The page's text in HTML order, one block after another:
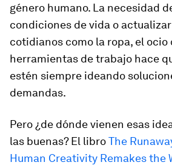
género humano. La necesidad
condiciones de vida o
cotidianos como la ropa, el ocio
herramientas de trabajo hace
estén siempre ideando
demandas.
Pero ¿de dónde vienen esas
las buenas? El libroThe
Human Creativity Remakes the